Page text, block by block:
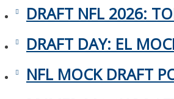
DRAFT NFL 2026:
DRAFT DAY: EL
NFL MOCK DRAFT